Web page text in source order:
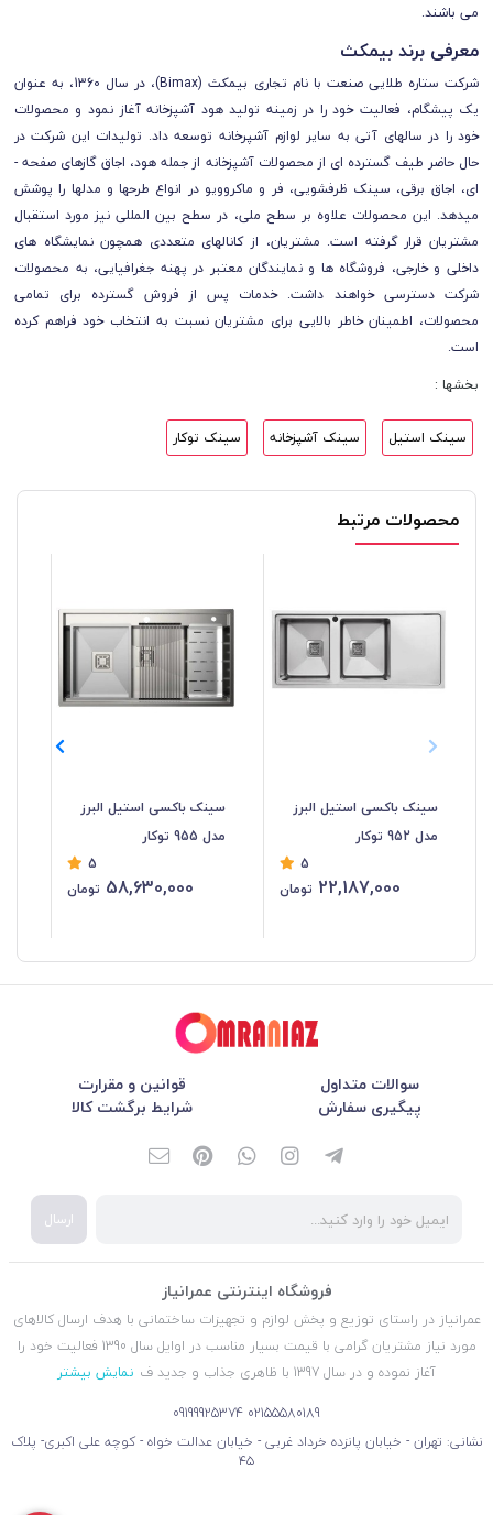
می باشند.
معرفی برند بیمکث
شرکت ستاره طلایی صنعت با نام تجاری بیمکث (Bimax)، در سال 1360، به عنوان
یک پیشگام، فعالیت خود را در زمینه تولید هود آشپزخانه آغاز نمود و محصولات
خود را در سال­های آتی به سایر لوازم آشپرخانه توسعه داد. تولیدات این شرکت در
حال حاضر طیف گسترده­ ای از محصولات آشپزخانه از جمله هود، اجاق گاز­های صفحه ­
ای، اجاق برقی، سینک ظرفشویی، فر و ماکروویو در انواع طرح­ها و مدل­ها را پوشش
می­دهد. این محصولات علاوه بر سطح ملی، در سطح بین­ المللی نیز مورد استقبال
مشتریان قرار گرفته است. مشتریان، از کانال­های متعددی همچون نمایشگاه ­های
داخلی و خارجی، فروشگاه ­ها و نمایندگان معتبر در پهنه جغرافیایی، به محصولات
شرکت دسترسی خواهند داشت. خدمات پس از فروش گسترده برای تمامی
محصولات، اطمینان خاطر بالایی برای مشتریان نسبت به انتخاب خود فراهم کرده
است.
بخشها :
سینک استیل سینک آشپزخانه سینک توکار
محصولات مرتبط
سینک باکسی استیل البرز
مدل 952 توکار
5
22,187,000 تومان
سینک باکسی استیل البرز
مدل 955 توکار
5
58,630,000 تومان
سوالات متداول
قوانین و مقرارت
پیگیری سفارش
شرایط برگشت کالا
ارسال
فروشگاه اینترنتی عمرانیاز
عمرانیاز در راستای توزیع و پخش لوازم و تجهیزات ساختمانی با هدف ارسال کالاهای
مورد نیاز مشتریان گرامی با قیمت بسیار مناسب در اوایل سال 1390 فعالیت خود را
آغاز نموده و در سال 1397 با ظاهری جذاب و جدید ف
نمایش بیشتر
02155580189
09199925374
نشانی: تهران - خیابان پانزده خرداد غربی - خیابان عدالت خواه - کوچه علی اکبری- پلاک
45